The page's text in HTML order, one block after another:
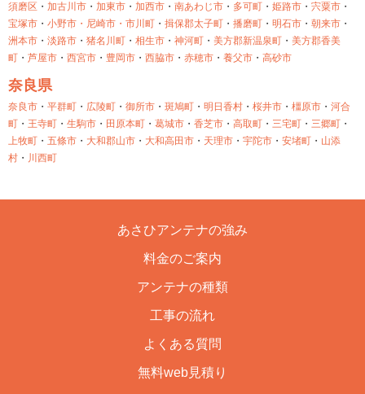
須磨区 ・ 加古川市 ・ 加東市 ・ 加西市 ・ 南あわじ市 ・ 多可町 ・ 姫路市 ・ 宍粟市 ・
宝塚市 ・ 小野市・ 尼崎市・ 市川町 ・ 揖保郡太子町 ・ 播磨町 ・ 明石市 ・ 朝来市 ・
洲本市 ・ 淡路市 ・ 猪名川町 ・ 相生市 ・ 神河町 ・ 美方郡新温泉町 ・ 美方郡香美
町 ・ 芦屋市 ・ 西宮市 ・ 豊岡市 ・ 西脇市 ・ 赤穂市 ・ 養父市 ・ 高砂市
奈良県
奈良市 ・ 平群町 ・ 広陵町 ・ 御所市 ・ 斑鳩町 ・ 明日香村 ・ 桜井市 ・ 橿原市 ・ 河合
町 ・ 王寺町 ・ 生駒市 ・ 田原本町 ・ 葛城市 ・ 香芝市 ・ 高取町 ・ 三宅町 ・ 三郷町 ・
上牧町 ・ 五條市 ・ 大和郡山市 ・ 大和高田市 ・ 天理市 ・ 宇陀市 ・ 安堵町 ・ 山添
村 ・ 川西町
あさひアンテナの強み
料金のご案内
アンテナの種類
工事の流れ
よくある質問
無料web見積り